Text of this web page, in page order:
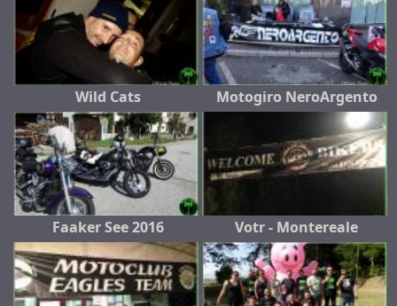
Wild Cats Motogiro NeroArgento
Faaker See 2016 Votr - Montereale